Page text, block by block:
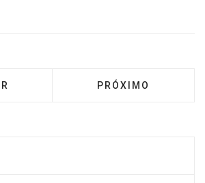
SEMANA DE ORAÇÃO
PRÓXIMO ARTIGO:
PRÓXIMO